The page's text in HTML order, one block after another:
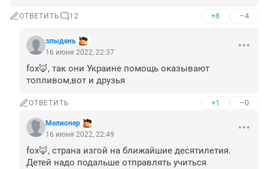
ОТВЕТИТЬ 12 +8 –4
злыдень
16 июня 2022, 22:37
fox🦊, так они Украине помощь оказывают
топливом,вот и друзья
ОТВЕТИТЬ +1 –0
Мелионер
16 июня 2022, 22:49
fox🦊, страна изгой на ближайшие десятилетия.
Детей надо подальше отправлять учиться